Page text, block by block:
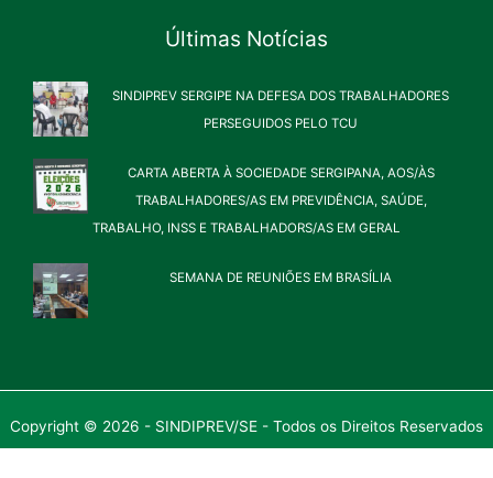
Últimas Notícias
SINDIPREV SERGIPE NA DEFESA DOS TRABALHADORES
PERSEGUIDOS PELO TCU
CARTA ABERTA À SOCIEDADE SERGIPANA, AOS/ÀS
TRABALHADORES/AS EM PREVIDÊNCIA, SAÚDE,
TRABALHO, INSS E TRABALHADORS/AS EM GERAL
SEMANA DE REUNIÕES EM BRASÍLIA
Copyright © 2026 - SINDIPREV/SE - Todos os Direitos Reservados